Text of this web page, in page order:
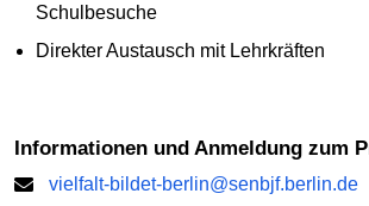
Schulbesuche
Direkter Austausch mit Lehrkräften
Informationen und Anmeldung zum
vielfalt-bildet-berlin@senbjf.berlin.de